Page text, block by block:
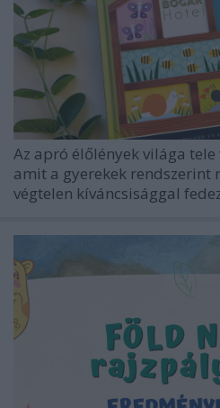
Az apró élőlények világa
amit a gyerekek rendszerint
végtelen kíváncsisággal